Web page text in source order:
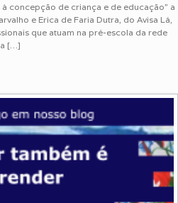
concepção de criança e de educação” a
e Erica de Faria Dutra, do Avisa Lá,
que atuam na pré-escola da rede
[…]